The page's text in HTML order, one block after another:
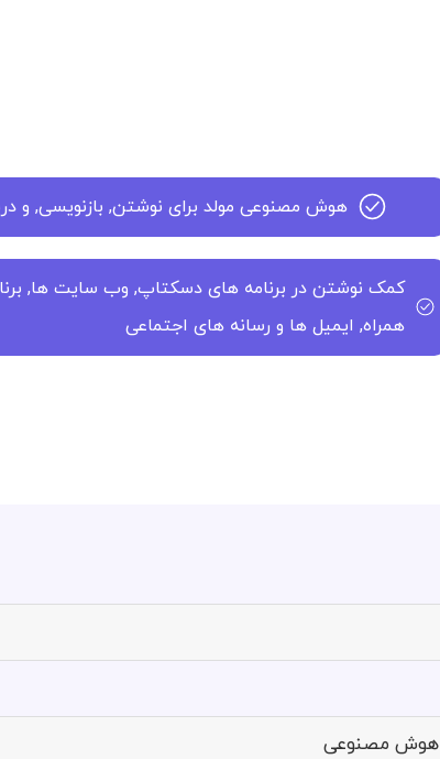
هوش مصنوعی مولد برای نوشتن, بازنویسی, و
کمک نوشتن در برنامه های دسکتاپ, وب سایت ها,
همراه, ایمیل ها و رسانه های اجتماعی
هوش مصنوعی